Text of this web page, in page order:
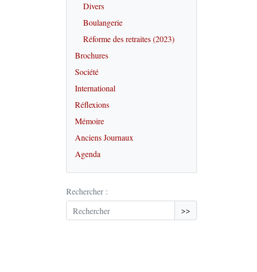
Divers
Boulangerie
Réforme des retraites (2023)
Brochures
Société
International
Réflexions
Mémoire
Anciens Journaux
Agenda
Rechercher :
>>